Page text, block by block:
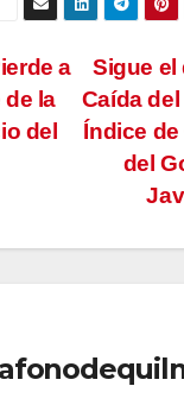
Sigue el
Caída del
Índice
del
a
de la
del